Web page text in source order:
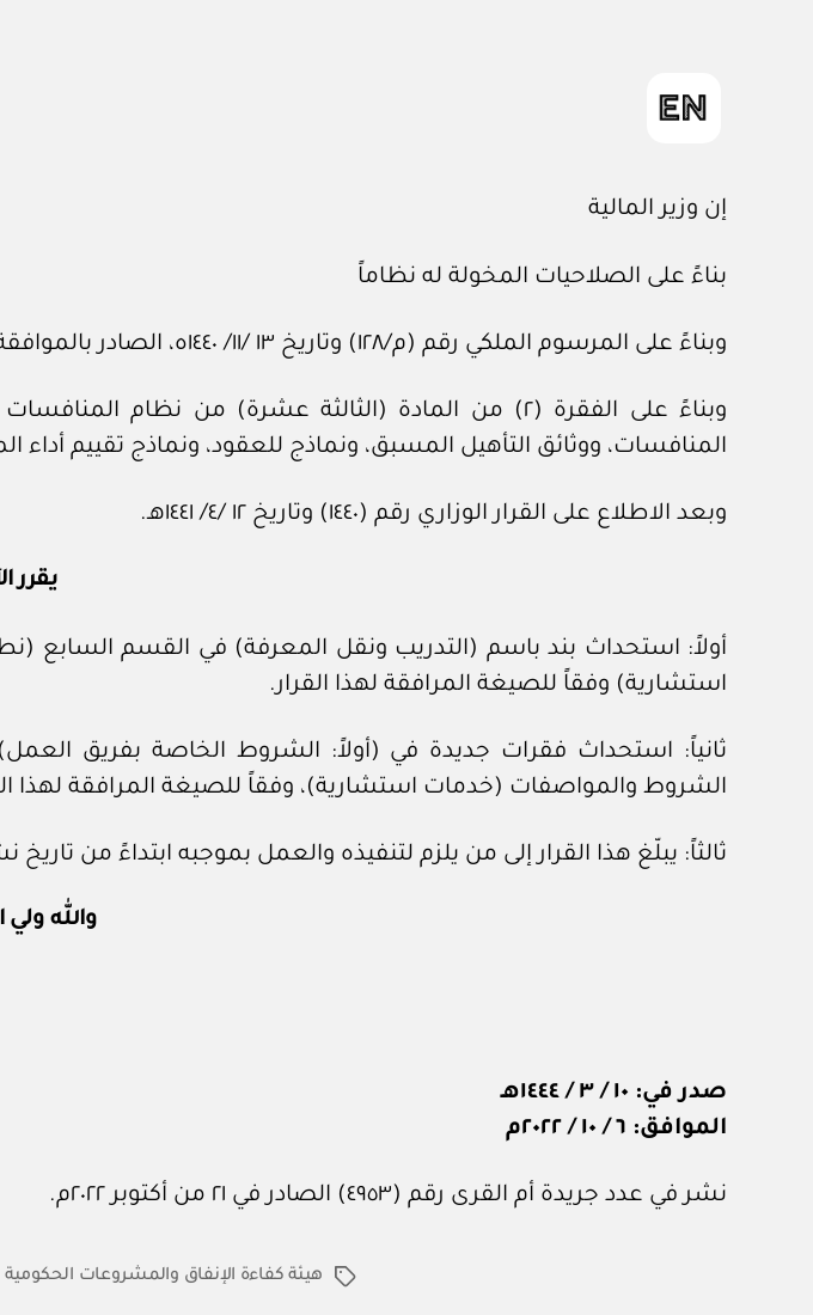
إن وزير المالية
بناءً على الصلاحيات المخولة له نظاماً
وبناءً على المرسوم الملكي رقم (م/١٢٨) وتاريخ ١٣ /١١/ ١٤٤٠ه، الصادر بالموافقة على نظام المنافسات والمشتريات الحكومية.
وبناءً على الفقرة (٢) من المادة (الثالثة عشرة) من
المنافسات، ووثائق التأهيل المسبق، ونماذج للعقود، ونماذج تقييم
وبعد الاطلاع على القرار الوزاري رقم (١٤٤٠) وتاريخ ١٢ /٤/ ١٤٤١هـ.
يقرر
أولاً: استحداث بند باسم (التدريب ونقل المعرفة) في القسم
استشارية) وفقاً للصيغة المرافقة لهذا القرار.
ثانياً: استحداث فقرات جديدة في (أولاً: الشروط الخاصة بفريق
الشروط والمواصفات (خدمات استشارية)، وفقاً للصيغة المرافقة لهذا
ثالثاً: يبلّغ هذا القرار إلى من يلزم لتنفيذه والعمل بموجبه ابتداءً من
والله ولي
صدر في: ١٠ / ٣ / ١٤٤٤هـ
الموافق: ٦ / ١٠ / ٢٠٢٢م
نشر في عدد جريدة أم القرى رقم (٤٩٥٣) الصادر في ٢١ من أكتوبر ٢٠٢٢م.
الوسومهيئة كفاءة الإنفاق والمشروعات الحكومية